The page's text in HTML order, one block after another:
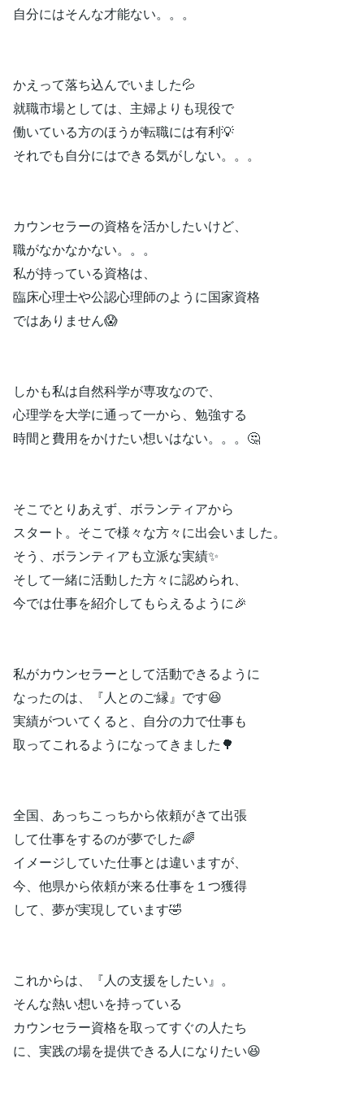
自分にはそんな才能ない。。。
かえって落ち込んでいました💦
就職市場としては、主婦よりも現役で
働いている方のほうが転職には有利💡
それでも自分にはできる気がしない。。。
カウンセラーの資格を活かしたいけど、
職がなかなかない。。。
私が持っている資格は、
臨床心理士や公認心理師のように国家資格
ではありません😱
しかも私は自然科学が専攻なので、
心理学を大学に通って一から、勉強する
時間と費用をかけたい想いはない。。。🤔
そこでとりあえず、ボランティアから
スタート。そこで様々な方々に出会いました。
そう、ボランティアも立派な実績✨
そして一緒に活動した方々に認められ、
今では仕事を紹介してもらえるように🎉
私がカウンセラーとして活動できるように
なったのは、『人とのご縁』です😆
実績がついてくると、自分の力で仕事も
取ってこれるようになってきました🌳
全国、あっちこっちから依頼がきて出張
して仕事をするのが夢でした🌈
イメージしていた仕事とは違いますが、
今、他県から依頼が来る仕事を１つ獲得
して、夢が実現しています🤣
これからは、『人の支援をしたい』。
そんな熱い想いを持っている
カウンセラー資格を取ってすぐの人たち
に、実践の場を提供できる人になりたい😆